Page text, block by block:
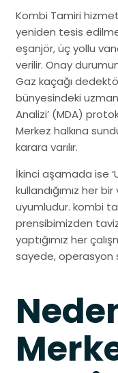
Kombi Tamiri
yeniden tesis
eşanjör, üç yollu
verilir. Onay
Gaz kaçağı
bünyesindeki
Analizi’ (MDA)
Merkez halkına
karara varılır.
İkinci aşamada ise
kullandığımız her
uyumludur. kombi
prensibimizden
yaptığımız her
sayede, operasyon